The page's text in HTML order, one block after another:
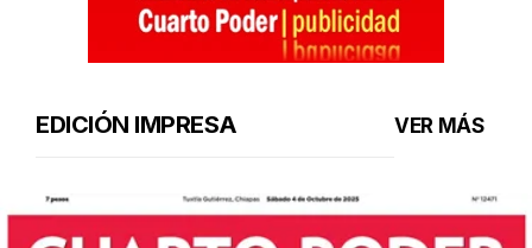
EDICIÓN IMPRESA VER MÁS